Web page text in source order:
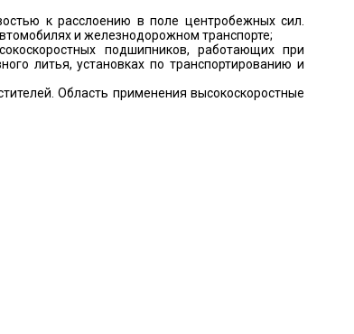
к расслоению в поле центробежных сил.
и железнодорожном транспорте;
подшипников, работающих при
литья, установках по транспортированию и
Область применения высокоскоростные